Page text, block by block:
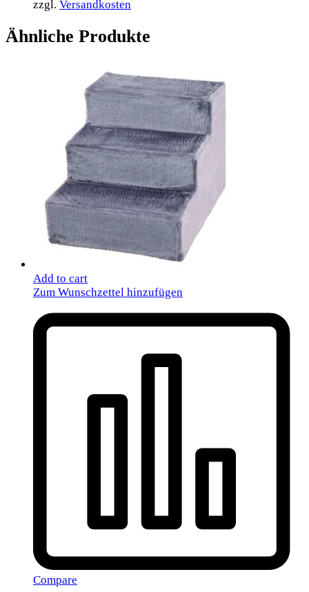
zzgl. Versandkosten
Ähnliche Produkte
Add to cart
Zum Wunschzettel hinzufügen
Compare